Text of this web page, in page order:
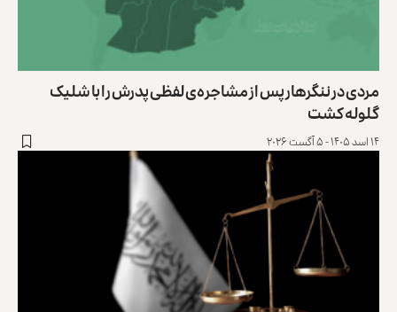
مردی در ننگرهار پس از مشاجره‌ی لفظی پدرش را با شلیک
گلوله ‏کشت
۱۴ اسد ۱۴۰۵ - ۵ آگست ۲۰۲۶